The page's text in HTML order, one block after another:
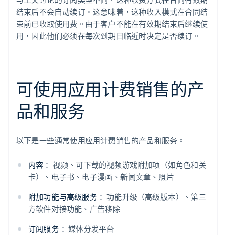
结束后不会自动续订。这意味着，这种收入模式在合同结
束前已收取使用费。由于客户不能在有效期结束后继续使
用，因此他们必须在每次到期日临近时决定是否续订。
可使用应用计费销售的产
品和服务
以下是一些通常使用应用计费销售的产品和服务。
内容： 视频、可下载的视频游戏附加项（如角色和关
卡）、电子书、电子漫画、新闻文章、照片
附加功能与高级服务： 功能升级（高级版本）、第三
方软件对接功能、广告移除
订阅服务： 媒体分发平台